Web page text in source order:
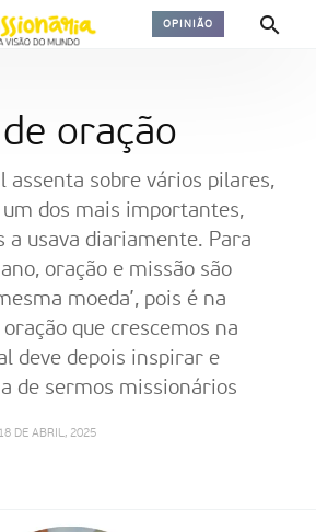
OPINIÃO
oração
assenta sobre vários pilares,
um dos mais importantes,
a usava diariamente. Para
oração e missão são
moeda’, pois é na
que crescemos na
deve depois inspirar e
de sermos missionários
18 DE ABRIL, 2025